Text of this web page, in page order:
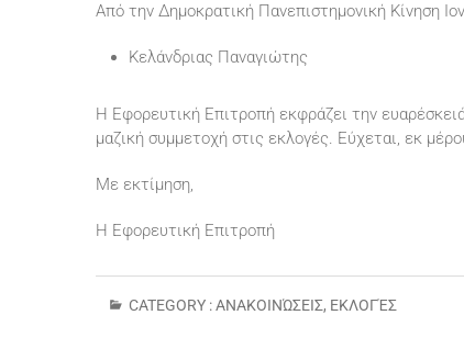
Από την Δημοκρατική Πανεπιστημονική Κίνηση
Κελάνδριας Παναγιώτης
Η Εφορευτική Επιτροπή εκφράζει την
μαζική συμμετοχή στις εκλογές. Εύχεται, εκ
Με εκτίμηση,
Η Εφορευτική Επιτροπή
CATEGORY :ΑΝΑΚΟΙΝΏΣΕΙΣ, ΕΚΛΟΓΈΣ